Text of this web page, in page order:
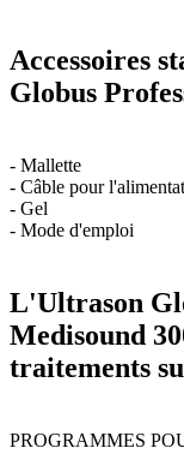
Accessoires
Globus
- Mallette
- Câble pour
- Gel
- Mode d'emploi
L'Ultrason
Medisound
traitements
PROGRAMMES